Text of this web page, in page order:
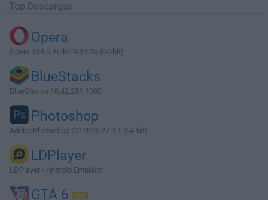
Top Descargas
Opera
Opera 134.0 Build 5954.26 (64-bit)
BlueStacks
BlueStacks 10.42.251.1003
Photoshop
Adobe Photoshop CC 2026 27.9.1 (64-bit)
LDPlayer
LDPlayer - Android Emulator
GTA 6